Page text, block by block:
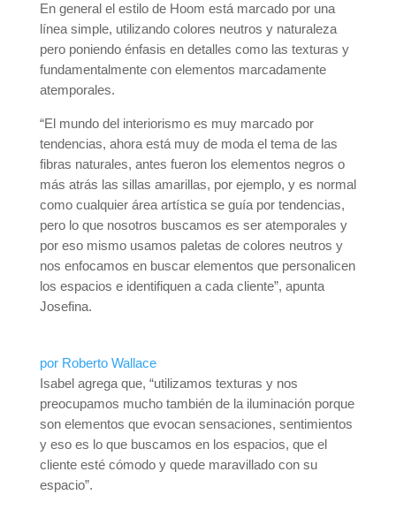
En general el estilo de Hoom está marcado por una
línea simple, utilizando colores neutros y naturaleza
pero poniendo énfasis en detalles como las texturas y
fundamentalmente con elementos marcadamente
atemporales.
“El mundo del interiorismo es muy marcado por
tendencias, ahora está muy de moda el tema de las
fibras naturales, antes fueron los elementos negros o
más atrás las sillas amarillas, por ejemplo, y es normal
como cualquier área artística se guía por tendencias,
pero lo que nosotros buscamos es ser atemporales y
por eso mismo usamos paletas de colores neutros y
nos enfocamos en buscar elementos que personalicen
los espacios e identifiquen a cada cliente”, apunta
Josefina.
por Roberto Wallace
Isabel agrega que, “utilizamos texturas y nos
preocupamos mucho también de la iluminación porque
son elementos que evocan sensaciones, sentimientos
y eso es lo que buscamos en los espacios, que el
cliente esté cómodo y quede maravillado con su
espacio”.